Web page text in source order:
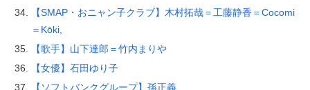
【SMAP・おニャン子クラブ】木村拓哉＝工藤静香＝Cocomi
＝Kōki,
【歌手】山下達郎＝竹内まりや
【女優】石田ゆり子
【ソフトバンクグループ】孫正義